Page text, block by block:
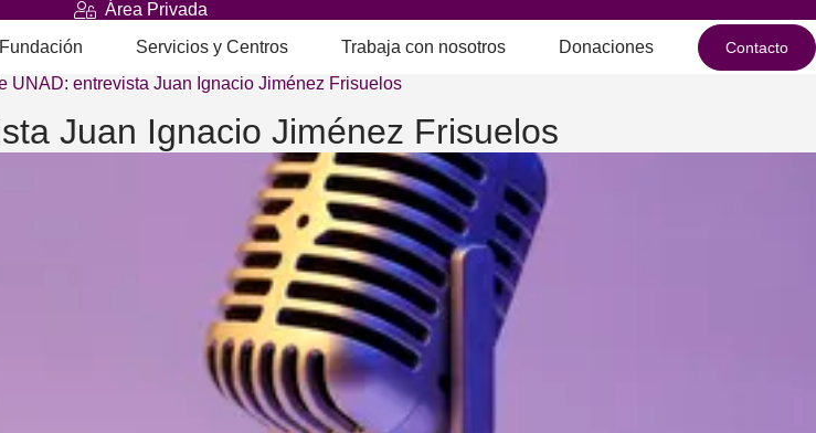
Área Privada
Fundación Servicios y Centros Trabaja con nosotros Donaciones Contacto
UNAD: entrevista Juan Ignacio Jiménez Frisuelos
Juan Ignacio Jiménez Frisuelos